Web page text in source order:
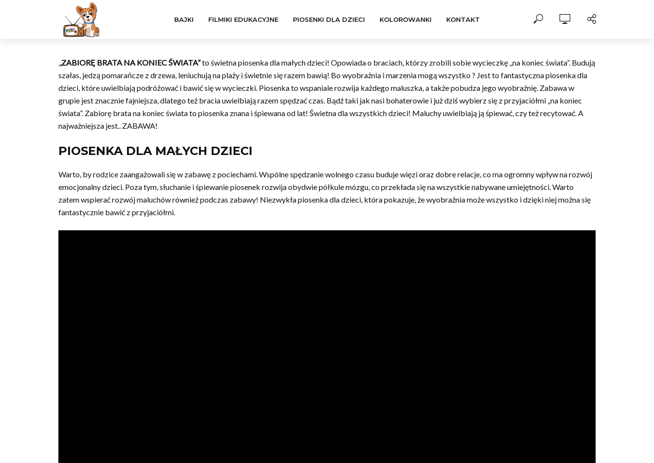
BAJKI FILMIKI EDUKACYJNE PIOSENKI DLA DZIECI KOLOROWANKI KONTAKT
,,ZABIORĘ BRATA NA KONIEC ŚWIATA”to świetna piosenka dla małych dzieci! Opowiada o braciach, którzy zrobili sobie wycieczkę ,,na koniec świata”. Budują
szałas, jedzą pomarańcze z drzewa, leniuchują na plaży i świetnie się razem bawią! Bo wyobraźnia i marzenia mogą wszystko ? Jest to fantastyczna piosenka dla
dzieci, które uwielbiają podróżować i bawić się w wycieczki. Piosenka to wspaniale rozwija każdego maluszka, a także pobudza jego wyobraźnię. Zabawa w
grupie jest znacznie fajniejsza, dlatego też bracia uwielbiają razem spędzać czas. Bądź taki jak nasi bohaterowie i już dziś wybierz się z przyjaciółmi „na koniec
świata”. Zabiorę brata na koniec świata to piosenka znana i śpiewana od lat! Świetna dla wszystkich dzieci! Maluchy uwielbiają ją śpiewać, czy też recytować. A
najważniejsza jest.. ZABAWA!
PIOSENKA DLA MAŁYCH DZIECI
Warto, by rodzice zaangażowali się w zabawę z pociechami. Wspólne spędzanie wolnego czasu buduje więzi oraz dobre relacje, co ma ogromny wpływ na rozwój
emocjonalny dzieci. Poza tym, słuchanie i śpiewanie piosenek rozwija obydwie półkule mózgu, co przekłada się na wszystkie nabywane umiejętności. Warto
zatem wspierać rozwój maluchów również podczas zabawy! Niezwykła piosenka dla dzieci, która pokazuje, że wyobraźnia może wszystko i dzięki niej można się
fantastycznie bawić z przyjaciółmi.